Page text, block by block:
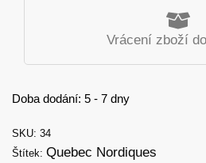
Vrácení zboží
Doba dodání: 5 - 7 dny
34
Štítek: Quebec Nordiques